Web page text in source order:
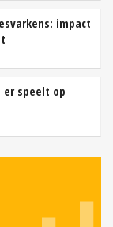
impact
er speelt op